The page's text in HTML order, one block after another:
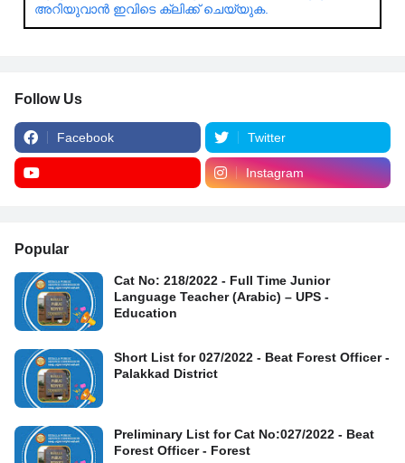
അറിയുവാൻ ഇവിടെ ക്ലിക്ക് ചെയ്യുക.
Follow Us
Facebook Twitter
Instagram
Popular
Cat No: 218/2022 - Full Time Junior
Language Teacher (Arabic) – UPS -
Education
Short List for 027/2022 - Beat Forest Officer -
Palakkad District
Preliminary List for Cat No:027/2022 - Beat
Forest Officer - Forest